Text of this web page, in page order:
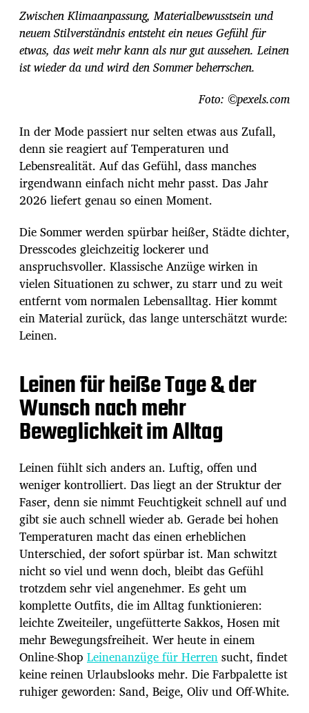
t
r
a
g
s
u
m
Zwischen Klimaanpassung, Materialbewusstsein und
neuem Stilverständnis entsteht ein neues Gefühl für
etwas, das weit mehr kann als nur gut aussehen. Leinen
ist wieder da und wird den Sommer beherrschen.
Foto: ©pexels.com
In der Mode passiert nur selten etwas aus Zufall,
denn sie reagiert auf Temperaturen und
Lebensrealität. Auf das Gefühl, dass manches
irgendwann einfach nicht mehr passt. Das Jahr
2026 liefert genau so einen Moment.
Die Sommer werden spürbar heißer, Städte dichter,
Dresscodes gleichzeitig lockerer und
anspruchsvoller. Klassische Anzüge wirken in
vielen Situationen zu schwer, zu starr und zu weit
entfernt vom normalen Lebensalltag. Hier kommt
ein Material zurück, das lange unterschätzt wurde:
Leinen.
Leinen für heiße Tage & der
Wunsch nach mehr
Beweglichkeit im Alltag
Leinen fühlt sich anders an. Luftig, offen und
weniger kontrolliert. Das liegt an der Struktur der
Faser, denn sie nimmt Feuchtigkeit schnell auf und
gibt sie auch schnell wieder ab. Gerade bei hohen
Temperaturen macht das einen erheblichen
Unterschied, der sofort spürbar ist. Man schwitzt
nicht so viel und wenn doch, bleibt das Gefühl
trotzdem sehr viel angenehmer. Es geht um
komplette Outfits, die im Alltag funktionieren:
leichte Zweiteiler, ungefütterte Sakkos, Hosen mit
mehr Bewegungsfreiheit. Wer heute in einem
Online-Shop Leinenanzüge für Herrensucht, findet
keine reinen Urlaubslooks mehr. Die Farbpalette ist
ruhiger geworden: Sand, Beige, Oliv und Off-White.